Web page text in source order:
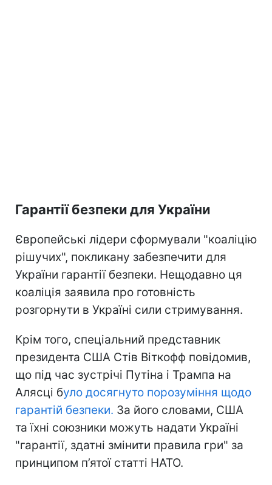
Гарантії безпеки для України
Європейські лідери сформували "коаліцію
рішучих", покликану забезпечити для
України гарантії безпеки. Нещодавно ця
коаліція заявила про готовність
розгорнути в Україні сили стримування.
Крім того, спеціальний представник
президента США Стів Віткофф повідомив,
що під час зустрічі Путіна і Трампа на
Алясці було досягнуто порозуміння щодо
гарантій безпеки. За його словами, США
та їхні союзники можуть надати Україні
"гарантії, здатні змінити правила гри" за
принципом п’ятої статті НАТО.